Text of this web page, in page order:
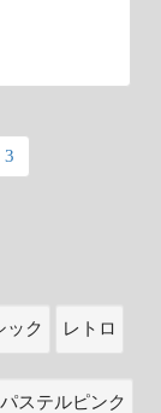
3
ック レトロ
パステルピンク